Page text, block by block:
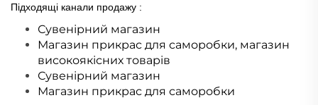
Підходящі канали продажу :
Сувенірний магазин
Магазин прикрас для саморобки, магазин
високоякісних товарів
Сувенірний магазин
Магазин прикрас для саморобки